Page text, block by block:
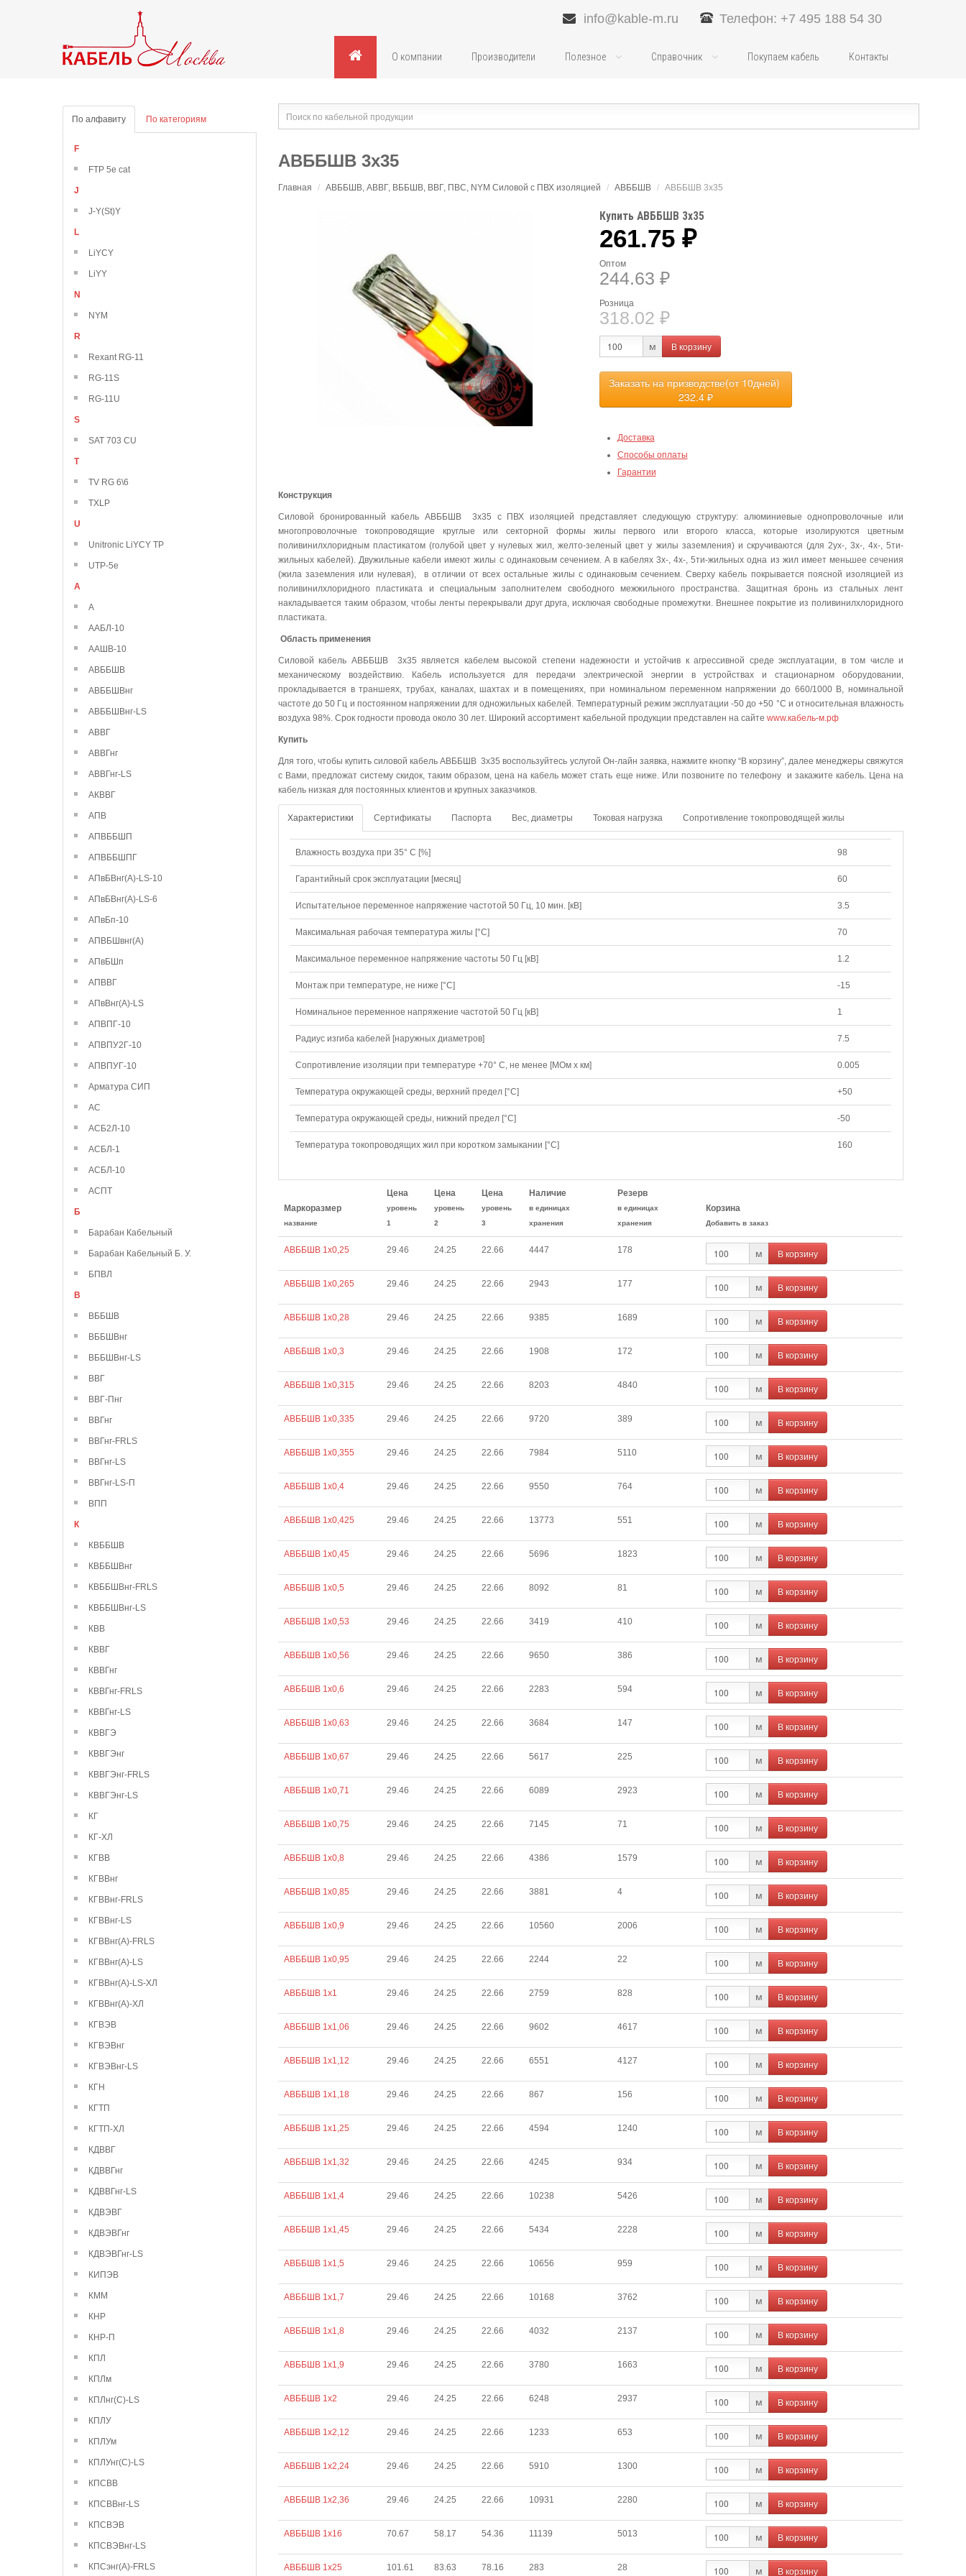
info@kable-m.ru Телефон: +7 495 188 54 30
О компании Производители Полезное Справочник Покупаем кабель Контакты
По алфавиту По категориям
F
FTP 5e cat
J
J-Y(St)Y
L
LiYCY
LiYY
N
NYM
R
Rexant RG-11
RG-11S
RG-11U
S
SAT 703 CU
T
TV RG 6\6
TXLP
U
Unitronic LiYCY TP
UTP-5e
А
А
ААБЛ-10
ААШВ-10
АВББШВ
АВББШВнг
АВББШВнг-LS
АВВГ
АВВГнг
АВВГнг-LS
АКВВГ
АПВ
АПВББШП
АПВББШПГ
АПвБВнг(А)-LS-10
АПвБВнг(А)-LS-6
АПвБп-10
АПВБШвнг(А)
АПвБШп
АПВВГ
АПвВнг(А)-LS
АПВПГ-10
АПВПУ2Г-10
АПВПУГ-10
Арматура СИП
АС
АСБ2Л-10
АСБЛ-1
АСБЛ-10
АСПТ
Б
Барабан Кабельный
Барабан Кабельный Б. У.
БПВЛ
В
ВББШВ
ВББШВнг
ВББШВнг-LS
ВВГ
ВВГ-Пнг
ВВГнг
ВВГнг-FRLS
ВВГнг-LS
ВВГнг-LS-П
ВПП
К
КВББШВ
КВББШВнг
КВББШВнг-FRLS
КВББШВнг-LS
КВВ
КВВГ
КВВГнг
КВВГнг-FRLS
КВВГнг-LS
КВВГЭ
КВВГЭнг
КВВГЭнг-FRLS
КВВГЭнг-LS
КГ
КГ-ХЛ
КГВВ
КГВВнг
КГВВнг-FRLS
КГВВнг-LS
КГВВнг(А)-FRLS
КГВВнг(А)-LS
КГВВнг(А)-LS-ХЛ
КГВВнг(А)-ХЛ
КГВЭВ
КГВЭВнг
КГВЭВнг-LS
КГН
КГТП
КГТП-ХЛ
КДВВГ
КДВВГнг
КДВВГнг-LS
КДВЭВГ
КДВЭВГнг
КДВЭВГнг-LS
КИПЭВ
КММ
КНР
КНР-П
КПЛ
КПЛм
КПЛнг(С)-LS
КПЛУ
КПЛУм
КПЛУнг(С)-LS
КПСВВ
КПСВВнг-LS
КПСВЭВ
КПСВЭВнг-LS
КПСэнг(А)-FRLS
АВББШВ 3х35
Главная / АВББШВ, АВВГ, ВББШВ, ВВГ, ПВС, NYM Силовой с ПВХ изоляцией / АВББШВ / АВББШВ 3х35
Купить АВББШВ 3х35
261.75 ₽
Оптом
244.63 ₽
Розница
318.02 ₽
м В корзину
Заказать на призводстве(от 10дней)
232.4 ₽
Доставка
Способы оплаты
Гарантии
Конструкция
Силовой бронированный кабель АВББШВ 3х35 с ПВХ изоляцией представляет следующую структуру: алюминиевые однопроволочные или
многопроволочные токопроводящие круглые или секторной формы жилы первого или второго класса, которые изолируются цветным
поливинилхлоридным пластикатом (голубой цвет у нулевых жил, желто-зеленый цвет у жилы заземления) и скручиваются (для 2ух-, 3х-, 4х-, 5ти-
жильных кабелей). Двужильные кабели имеют жилы с одинаковым сечением. А в кабелях 3х-, 4х-, 5ти-жильных одна из жил имеет меньшее сечения
(жила заземления или нулевая), в отличии от всех остальные жилы с одинаковым сечением. Сверху кабель покрывается поясной изоляцией из
поливинилхлоридного пластиката и специальным заполнителем свободного межжильного пространства. Защитная бронь из стальных лент
накладывается таким образом, чтобы ленты перекрывали друг друга, исключая свободные промежутки. Внешнее покрытие из поливинилхлоридного
пластиката.
Область применения
Силовой кабель АВББШВ 3х35 является кабелем высокой степени надежности и устойчив к агрессивной среде эксплуатации, в том числе и
механическому воздействию. Кабель используется для передачи электрической энергии в устройствах и стационарном оборудовании,
прокладывается в траншеях, трубах, каналах, шахтах и в помещениях, при номинальном переменном напряжении до 660/1000 В, номинальной
частоте до 50 Гц и постоянном напряжении для одножильных кабелей. Температурный режим эксплуатации -50 до +50 °C и относительная влажность
воздуха 98%. Срок годности провода около 30 лет. Широкий ассортимент кабельной продукции представлен на сайте www.кабель-м.рф
Купить
Для того, чтобы купить силовой кабель АВББШВ 3х35 воспользуйтесь услугой Он-лайн заявка, нажмите кнопку “В корзину”, далее менеджеры свяжутся
с Вами, предложат систему скидок, таким образом, цена на кабель может стать еще ниже. Или позвоните по телефону и закажите кабель. Цена на
кабель низкая для постоянных клиентов и крупных заказчиков.
Характеристики Сертификаты Паспорта Вес, диаметры Токовая нагрузка Сопротивление токопроводящей жилы
Влажность воздуха при 35° C [%] 98
Гарантийный срок эксплуатации [месяц] 60
Испытательное переменное напряжение частотой 50 Гц, 10 мин. [кВ] 3.5
Максимальная рабочая температура жилы [°С] 70
Максимальное переменное напряжение частоты 50 Гц [кВ] 1.2
Монтаж при температуре, не ниже [°C] -15
Номинальное переменное напряжение частотой 50 Гц [кВ] 1
Радиус изгиба кабелей [наружных диаметров] 7.5
Сопротивление изоляции при температуре +70° С, не менее [МОм х км] 0.005
Температура окружающей среды, верхний предел [°C] +50
Температура окружающей среды, нижний предел [°C] -50
Температура токопроводящих жил при коротком замыкании [°С] 160
Маркоразмер
название
Цена
уровень
1
Цена
уровень
2
Цена
уровень
3
Наличие
в единицах
хранения
Резерв
в единицах
хранения
Корзина
Добавить в заказ
АВББШВ 1х0,25 29.46 24.25 22.66 4447 178 м В корзину
АВББШВ 1х0,265 29.46 24.25 22.66 2943 177 м В корзину
АВББШВ 1х0,28 29.46 24.25 22.66 9385 1689 м В корзину
АВББШВ 1х0,3 29.46 24.25 22.66 1908 172 м В корзину
АВББШВ 1х0,315 29.46 24.25 22.66 8203 4840 м В корзину
АВББШВ 1х0,335 29.46 24.25 22.66 9720 389 м В корзину
АВББШВ 1х0,355 29.46 24.25 22.66 7984 5110 м В корзину
АВББШВ 1х0,4 29.46 24.25 22.66 9550 764 м В корзину
АВББШВ 1х0,425 29.46 24.25 22.66 13773 551 м В корзину
АВББШВ 1х0,45 29.46 24.25 22.66 5696 1823 м В корзину
АВББШВ 1х0,5 29.46 24.25 22.66 8092 81 м В корзину
АВББШВ 1х0,53 29.46 24.25 22.66 3419 410 м В корзину
АВББШВ 1х0,56 29.46 24.25 22.66 9650 386 м В корзину
АВББШВ 1х0,6 29.46 24.25 22.66 2283 594 м В корзину
АВББШВ 1х0,63 29.46 24.25 22.66 3684 147 м В корзину
АВББШВ 1х0,67 29.46 24.25 22.66 5617 225 м В корзину
АВББШВ 1х0,71 29.46 24.25 22.66 6089 2923 м В корзину
АВББШВ 1х0,75 29.46 24.25 22.66 7145 71 м В корзину
АВББШВ 1х0,8 29.46 24.25 22.66 4386 1579 м В корзину
АВББШВ 1х0,85 29.46 24.25 22.66 3881 4 м В корзину
АВББШВ 1х0,9 29.46 24.25 22.66 10560 2006 м В корзину
АВББШВ 1х0,95 29.46 24.25 22.66 2244 22 м В корзину
АВББШВ 1х1 29.46 24.25 22.66 2759 828 м В корзину
АВББШВ 1х1,06 29.46 24.25 22.66 9602 4617 м В корзину
АВББШВ 1х1,12 29.46 24.25 22.66 6551 4127 м В корзину
АВББШВ 1х1,18 29.46 24.25 22.66 867 156 м В корзину
АВББШВ 1х1,25 29.46 24.25 22.66 4594 1240 м В корзину
АВББШВ 1х1,32 29.46 24.25 22.66 4245 934 м В корзину
АВББШВ 1х1,4 29.46 24.25 22.66 10238 5426 м В корзину
АВББШВ 1х1,45 29.46 24.25 22.66 5434 2228 м В корзину
АВББШВ 1х1,5 29.46 24.25 22.66 10656 959 м В корзину
АВББШВ 1х1,7 29.46 24.25 22.66 10168 3762 м В корзину
АВББШВ 1х1,8 29.46 24.25 22.66 4032 2137 м В корзину
АВББШВ 1х1,9 29.46 24.25 22.66 3780 1663 м В корзину
АВББШВ 1х2 29.46 24.25 22.66 6248 2937 м В корзину
АВББШВ 1х2,12 29.46 24.25 22.66 1233 653 м В корзину
АВББШВ 1х2,24 29.46 24.25 22.66 5910 1300 м В корзину
АВББШВ 1х2,36 29.46 24.25 22.66 10931 2280 м В корзину
АВББШВ 1х16 70.67 58.17 54.36 11139 5013 м В корзину
АВББШВ 1х25 101.61 83.63 78.16 283 28 м В корзину